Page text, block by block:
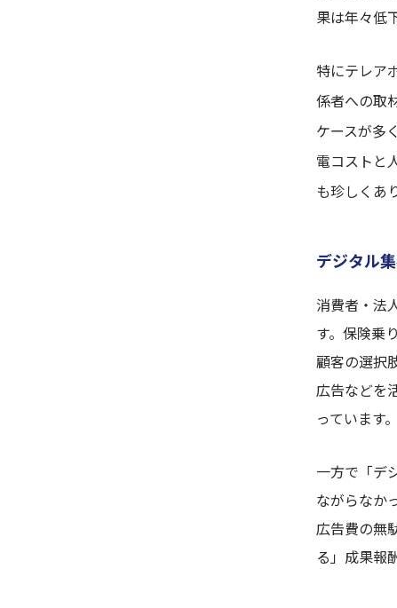
果は年々低
特にテレア
係者への取
ケースが多
電コストと
も珍しくあ
デジタル
消費者・法
す。保険乗
顧客の選択
広告などを
っています。
一方で「デ
ながらなか
広告費の無
る」成果報